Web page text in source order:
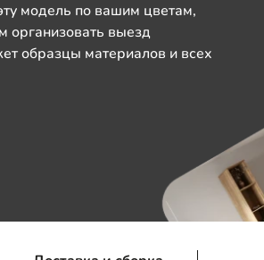
модель по вашим цветам,
выезд
образцы материалов и всех